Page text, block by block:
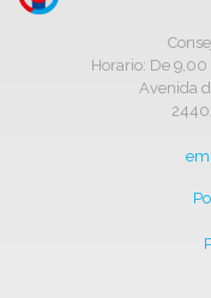
Horario: De
Avenida